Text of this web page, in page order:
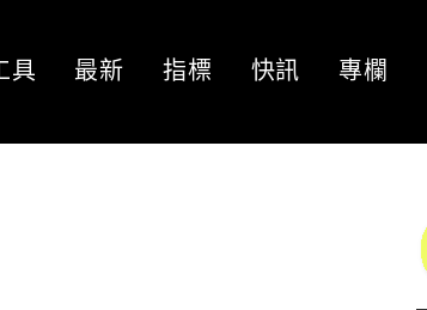
具 最新 指標 快訊 專欄